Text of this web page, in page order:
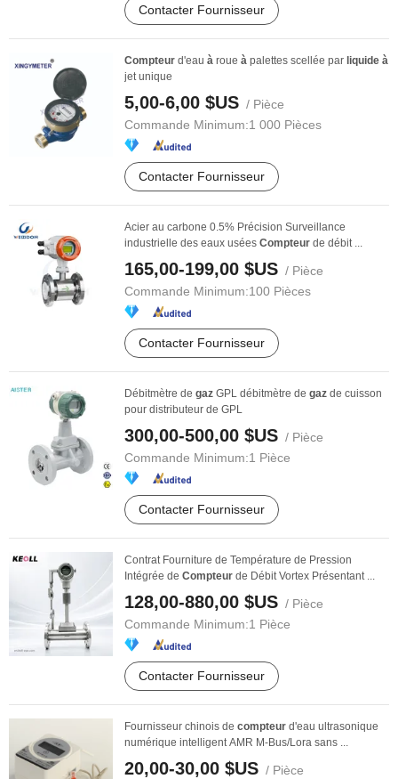
Contacter Fournisseur
Compteur d'eau à roue à palettes scellée par liquide à
jet unique
5,00-6,00 $US / Pièce
Commande Minimum:1 000 Pièces
Contacter Fournisseur
Acier au carbone 0.5% Précision Surveillance
industrielle des eaux usées Compteur de débit ...
165,00-199,00 $US / Pièce
Commande Minimum:100 Pièces
Contacter Fournisseur
Débitmètre de gaz GPL débitmètre de gaz de cuisson
pour distributeur de GPL
300,00-500,00 $US / Pièce
Commande Minimum:1 Pièce
Contacter Fournisseur
Contrat Fourniture de Température de Pression
Intégrée de Compteur de Débit Vortex Présentant ...
128,00-880,00 $US / Pièce
Commande Minimum:1 Pièce
Contacter Fournisseur
Fournisseur chinois de compteur d'eau ultrasonique
numérique intelligent AMR M-Bus/Lora sans ...
20,00-30,00 $US / Pièce